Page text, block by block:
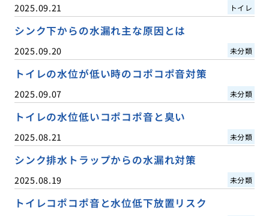
2025.09.21 トイレ
シンク下からの水漏れ主な原因とは
2025.09.20 未分類
トイレの水位が低い時のコポコポ音対策
2025.09.07 未分類
トイレの水位低いコポコポ音と臭い
2025.08.21 未分類
シンク排水トラップからの水漏れ対策
2025.08.19 未分類
トイレコポコポ音と水位低下放置リスク